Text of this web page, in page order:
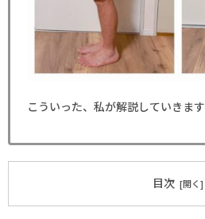
こういった、私が解説していきます
目次